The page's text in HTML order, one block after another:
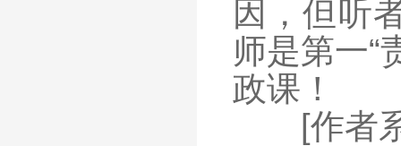
因，但听
师是第一“
政课！
[作者系